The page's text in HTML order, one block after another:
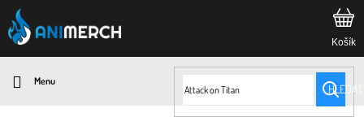
Přejít
na
obsah
HLEDAT